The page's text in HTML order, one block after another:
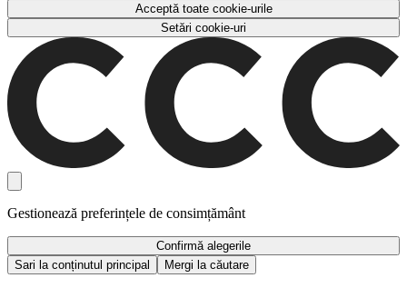
Acceptă toate cookie-urile
Setări cookie-uri
Gestionează preferințele de consimțământ
Confirmă alegerile
Sari la conținutul principal
Mergi la căutare